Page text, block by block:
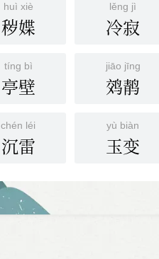
huì xiè
秽媟
lěng jì
冷寂
tíng bì
亭壁
jiāo jīng
䴔䴖
chén léi
沉雷
yù biàn
玉变